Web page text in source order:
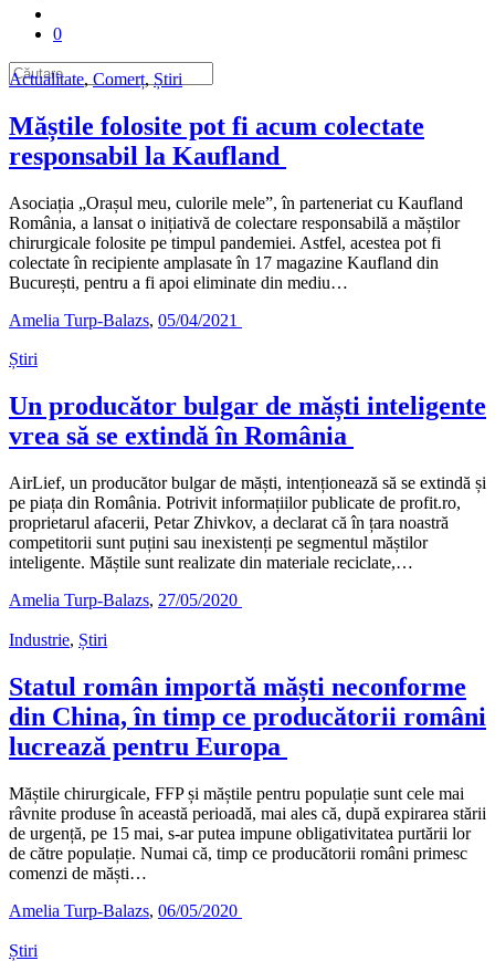
0
Actualitate, Comerț, Știri
Măștile folosite pot fi acum colectate
responsabil la Kaufland
Asociația „Orașul meu, culorile mele”, în parteneriat cu Kaufland
România, a lansat o inițiativă de colectare responsabilă a măștilor
chirurgicale folosite pe timpul pandemiei. Astfel, acestea pot fi
colectate în recipiente amplasate în 17 magazine Kaufland din
București, pentru a fi apoi eliminate din mediu…
Amelia Turp-Balazs, 05/04/2021
Știri
Un producător bulgar de măști inteligente
vrea să se extindă în România
AirLief, un producător bulgar de măști, intenționează să se extindă și
pe piața din România. Potrivit informațiilor publicate de profit.ro,
proprietarul afacerii, Petar Zhivkov, a declarat că în țara noastră
competitorii sunt puțini sau inexistenți pe segmentul măștilor
inteligente. Măștile sunt realizate din materiale reciclate,…
Amelia Turp-Balazs, 27/05/2020
Industrie, Știri
Statul român importă măști neconforme
din China, în timp ce producătorii români
lucrează pentru Europa
Măștile chirurgicale, FFP și măștile pentru populație sunt cele mai
râvnite produse în această perioadă, mai ales că, după expirarea stării
de urgență, pe 15 mai, s-ar putea impune obligativitatea purtării lor
de către populație. Numai că, timp ce producătorii români primesc
comenzi de măști…
Amelia Turp-Balazs, 06/05/2020
Știri